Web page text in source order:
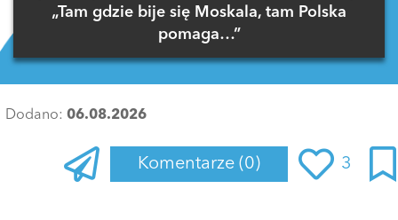
„Tam gdzie bije się Moskala, tam Polska
pomaga…”
Dodano: 06.08.2026
Komentarze (0) 3